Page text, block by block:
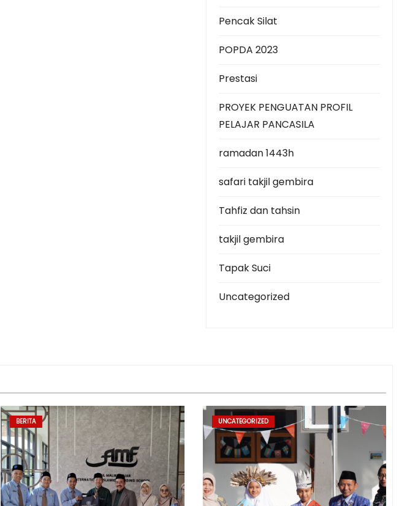
Pencak Silat
POPDA 2023
Prestasi
PROYEK PENGUATAN PROFIL
PELAJAR PANCASILA
ramadan 1443h
safari takjil gembira
Tahfiz dan tahsin
takjil gembira
Tapak Suci
Uncategorized
BERITA UNCATEGORIZED